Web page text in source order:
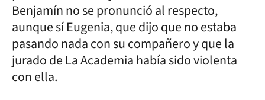
Benjamín no se pronunció al respecto,
aunque sí Eugenia, que dijo que no estaba
pasando nada con su compañero y que la
jurado de La Academia había sido violenta
con ella.